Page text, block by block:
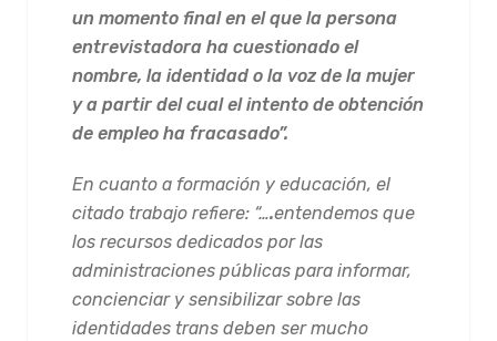
un momento final en el que la persona
entrevistadora ha cuestionado el
nombre, la identidad o la voz de la mujer
y a partir del cual el intento de obtención
de empleo ha fracasado”.
En cuanto a formación y educación, el
citado trabajo refiere: “….entendemos que
los recursos dedicados por las
administraciones públicas para informar,
concienciar y sensibilizar sobre las
identidades trans deben ser mucho